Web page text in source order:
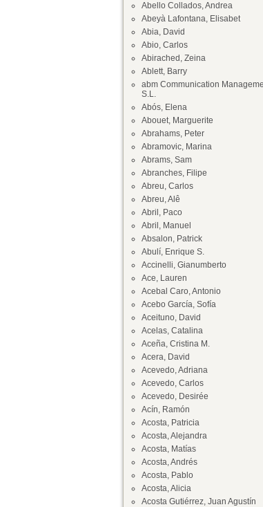
Abello Collados, Andrea
Abeyà Lafontana, Elisabet
Abia, David
Abio, Carlos
Abirached, Zeina
Ablett, Barry
abm Communication
S.L.
Abós, Elena
Abouet, Marguerite
Abrahams, Peter
Abramovic, Marina
Abrams, Sam
Abranches, Filipe
Abreu, Carlos
Abreu, Alê
Abril, Paco
Abril, Manuel
Absalon, Patrick
Abulí, Enrique S.
Accinelli, Gianumberto
Ace, Lauren
Acebal Caro, Antonio
Acebo García, Sofía
Aceituno, David
Acelas, Catalina
Aceña, Cristina M.
Acera, David
Acevedo, Adriana
Acevedo, Carlos
Acevedo, Desirée
Acín, Ramón
Acosta, Patricia
Acosta, Alejandra
Acosta, Matías
Acosta, Andrés
Acosta, Pablo
Acosta, Alicia
Acosta Gutiérrez, Juan Agustín